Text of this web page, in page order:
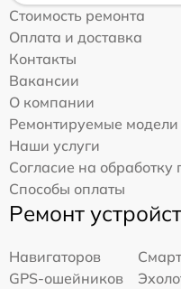
Стоимость ремонта
Оплата и доставка
Контакты
Вакансии
О компании
Ремонтируемые модели
Наши услуги
Согласие на
Способы оплаты
Ремонт
Навигаторов
GPS-ошейников